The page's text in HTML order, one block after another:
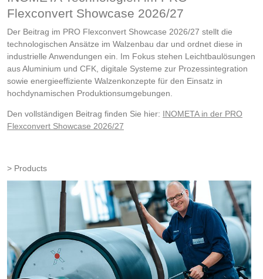
Flexconvert Showcase 2026/27
Der Beitrag im PRO Flexconvert Showcase 2026/27 stellt die
technologischen Ansätze im Walzenbau dar und ordnet diese in
industrielle Anwendungen ein. Im Fokus stehen Leichtbaulösungen
aus Aluminium und CFK, digitale Systeme zur Prozessintegration
sowie energieeffiziente Walzenkonzepte für den Einsatz in
hochdynamischen Produktionsumgebungen.
Den vollständigen Beitrag finden Sie hier: INOMETA in der PRO
Flexconvert Showcase 2026/27
Products